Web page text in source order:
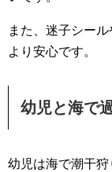
また、迷子シー
より安心です。
幼児と海で
幼児は海で潮干